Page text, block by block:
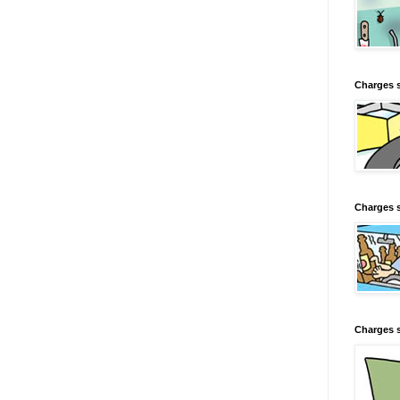
Charges
Charges
Charges